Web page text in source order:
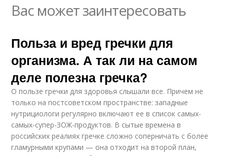
Вас может заинтересовать
Польза и вред гречки для
организма. А так ли на самом
деле полезна гречка?
О пользе гречки для здоровья слышали все. Причем не
только на постсоветском пространстве: западные
нутрициологи регулярно включают ее в список самых-
самых-супер-ЗОЖ-продуктов. В сытые времена в
российских реалиях гречке сложно соперничать с более
гламурными крупами — она отходит на второй план,